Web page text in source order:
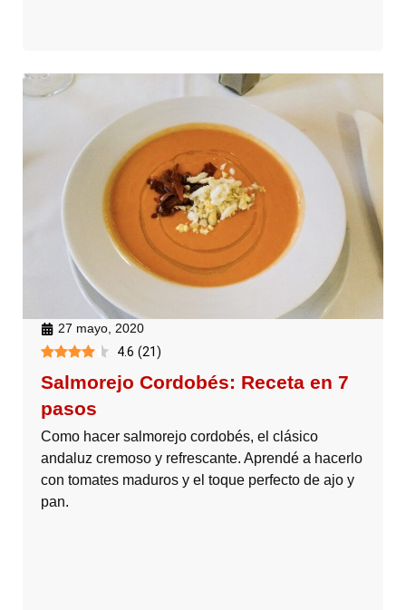
27 mayo, 2020
4.6 (21)
Salmorejo Cordobés: Receta en 7
pasos
Como hacer salmorejo cordobés, el clásico
andaluz cremoso y refrescante. Aprendé a hacerlo
con tomates maduros y el toque perfecto de ajo y
pan.